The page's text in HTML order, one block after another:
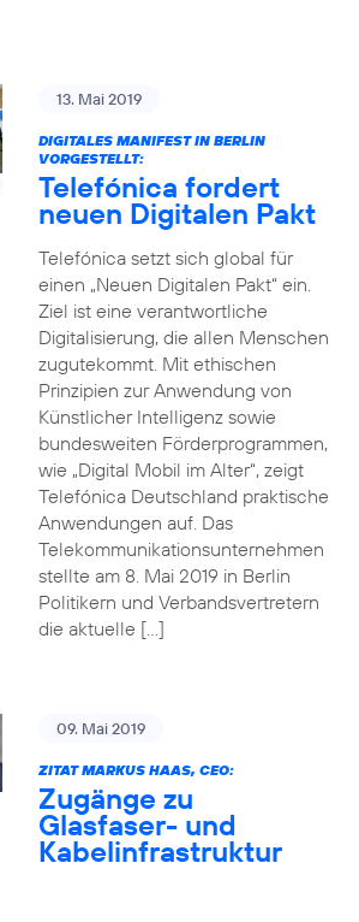
13. Mai 2019
DIGITALES MANIFEST IN BERLIN
VORGESTELLT:
Telefónica fordert
neuen Digitalen Pakt
Telefónica setzt sich global für
einen „Neuen Digitalen Pakt“ ein.
Ziel ist eine verantwortliche
Digitalisierung, die allen Menschen
zugutekommt. Mit ethischen
Prinzipien zur Anwendung von
Künstlicher Intelligenz sowie
bundesweiten Förderprogrammen,
wie „Digital Mobil im Alter“, zeigt
Telefónica Deutschland praktische
Anwendungen auf. Das
Telekommunikationsunternehmen
stellte am 8. Mai 2019 in Berlin
Politikern und Verbandsvertretern
die aktuelle […]
09. Mai 2019
ZITAT MARKUS HAAS, CEO:
Zugänge zu
Glasfaser- und
Kabelinfrastruktur